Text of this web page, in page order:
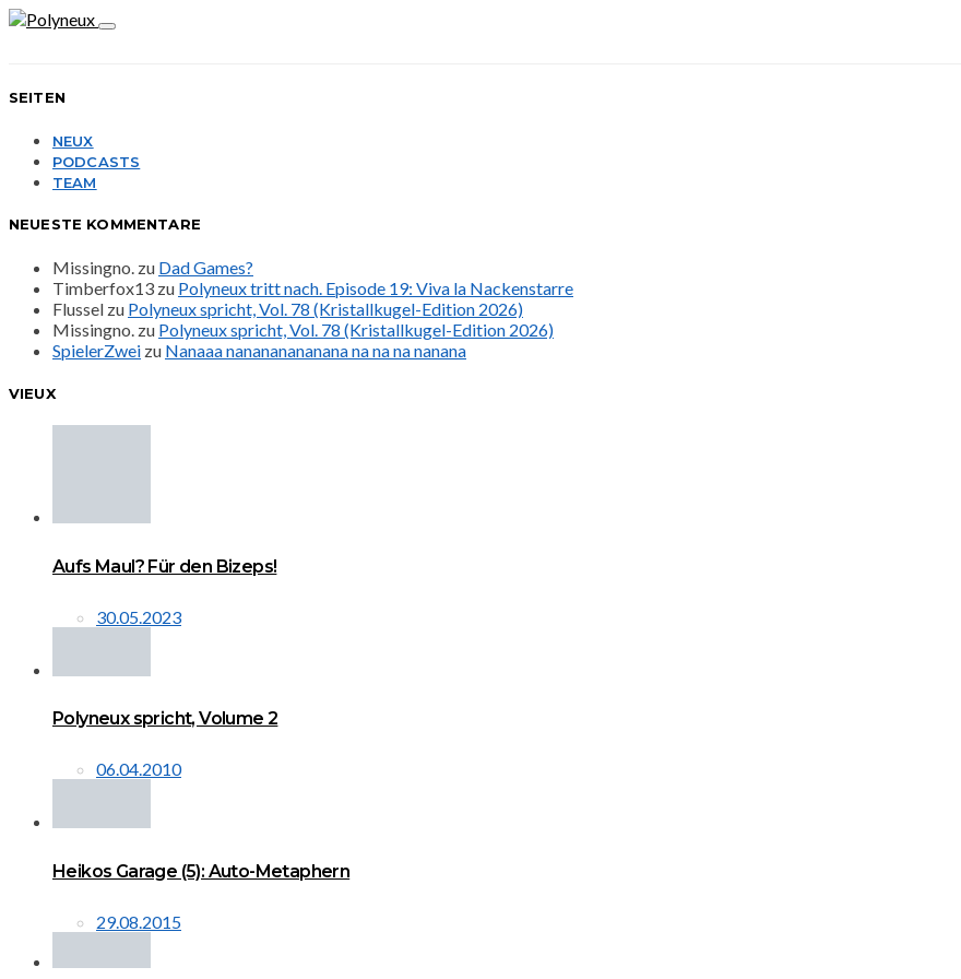
SEITEN
NEUX
PODCASTS
TEAM
NEUESTE KOMMENTARE
Missingno. zu Dad Games?
Timberfox13 zu Polyneux tritt nach. Episode 19: Viva la Nackenstarre
Flussel zu Polyneux spricht, Vol. 78 (Kristallkugel-Edition 2026)
Missingno. zu Polyneux spricht, Vol. 78 (Kristallkugel-Edition 2026)
SpielerZwei zu Nanaaa nanananananana na na na nanana
VIEUX
Aufs Maul? Für den Bizeps!
30.05.2023
Polyneux spricht, Volume 2
06.04.2010
Heikos Garage (5): Auto-Metaphern
29.08.2015